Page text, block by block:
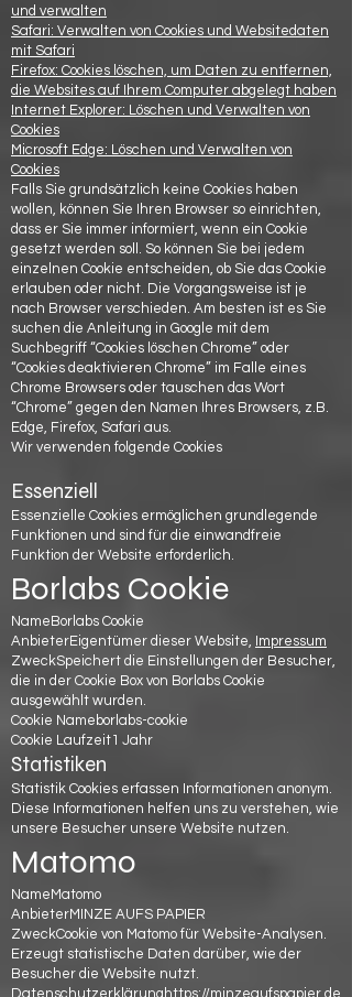
und verwalten
Safari: Verwalten von Cookies und Websitedaten
mit Safari
Firefox: Cookies löschen, um Daten zu entfernen,
die Websites auf Ihrem Computer abgelegt haben
Internet Explorer: Löschen und Verwalten von
Cookies
Microsoft Edge: Löschen und Verwalten von
Cookies
Falls Sie grundsätzlich keine Cookies haben
wollen, können Sie Ihren Browser so einrichten,
dass er Sie immer informiert, wenn ein Cookie
gesetzt werden soll. So können Sie bei jedem
einzelnen Cookie entscheiden, ob Sie das Cookie
erlauben oder nicht. Die Vorgangsweise ist je
nach Browser verschieden. Am besten ist es Sie
suchen die Anleitung in Google mit dem
Suchbegriff “Cookies löschen Chrome” oder
“Cookies deaktivieren Chrome” im Falle eines
Chrome Browsers oder tauschen das Wort
“Chrome” gegen den Namen Ihres Browsers, z.B.
Edge, Firefox, Safari aus.
Wir verwenden folgende Cookies
Essenziell
Essenzielle Cookies ermöglichen grundlegende
Funktionen und sind für die einwandfreie
Funktion der Website erforderlich.
Borlabs Cookie
NameBorlabs Cookie
AnbieterEigentümer dieser Website, Impressum
ZweckSpeichert die Einstellungen der Besucher,
die in der Cookie Box von Borlabs Cookie
ausgewählt wurden.
Cookie Nameborlabs-cookie
Cookie Laufzeit1 Jahr
Statistiken
Statistik Cookies erfassen Informationen anonym.
Diese Informationen helfen uns zu verstehen, wie
unsere Besucher unsere Website nutzen.
Matomo
NameMatomo
AnbieterMINZE AUFS PAPIER
ZweckCookie von Matomo für Website-Analysen.
Erzeugt statistische Daten darüber, wie der
Besucher die Website nutzt.
Datenschutzerklärung https://minzeaufspapier.de